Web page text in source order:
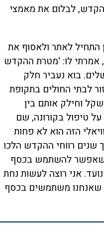
לבלום את מאמצי
התחיל לאתר ולאסוף את
אמרתי לו: 'מטרת ההקדש
בוא נעביר חלק
לבתי החולים בתקופת
הפריש 250 אלף שקל וחילק אותם בין
טיפול בקורונה, שם
הזה הוא לא פחות
רווחי ההקדש הלכו
שאפשר להשתמש בכסף
אני רוצה לעשות נחת
שאנחנו משתמשים בכסף